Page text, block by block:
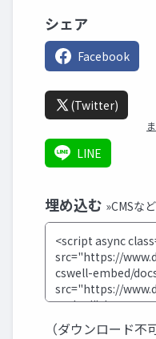
シェア
Facebook
(Twitter)
LINE
埋め込む »CMSな
（ダウンロード不